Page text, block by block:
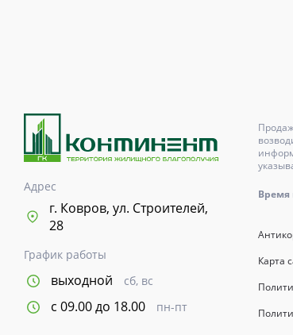
Работа
О компании
Онлайн-запись
Адрес
г. Ковров, ул. Строителей,
28
График работы
выходной сб, вс
с 09.00 до 18.00 пн-пт
Время
Карта